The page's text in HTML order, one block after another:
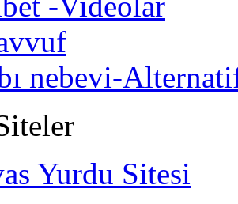
nebevi-
Yurdu Sitesi